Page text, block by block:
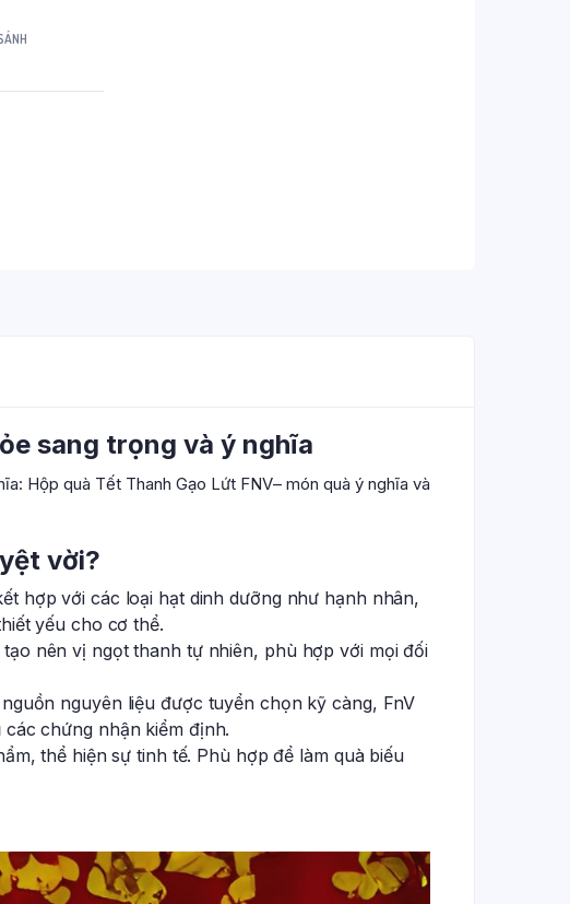
sang trọng và ý nghĩa
Hộp quà Tết Thanh Gạo Lứt FNV– món quà ý nghĩa và
vời?
hợp với các loại hạt dinh dưỡng như hạnh nhân,
yếu cho cơ thể.
nên vị ngọt thanh tự nhiên, phù hợp với mọi đối
nguyên liệu được tuyển chọn kỹ càng, FnV
chứng nhận kiểm định.
thể hiện sự tinh tế. Phù hợp để làm quà biếu